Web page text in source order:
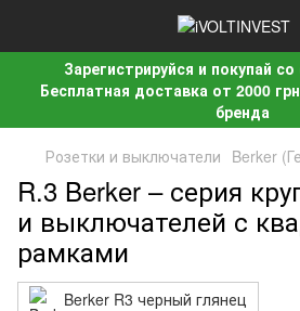
Зарегистрируйся и покупай
Бесплатная доставка от 2000
бренда
Розетки и выключатели Berker
R.3 Berker – серия
и выключателей с
рамками
Berker R3 черный глянец